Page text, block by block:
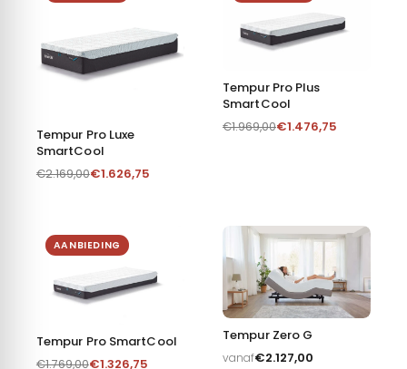
Tempur Pro Luxe
SmartCool
€2.169,00€1.626,75
Tempur Pro Plus
SmartCool
€1.969,00€1.476,75
AANBIEDING
Tempur Pro SmartCool
€1.769,00€1.326,75
Tempur Zero G
vanaf€2.127,00